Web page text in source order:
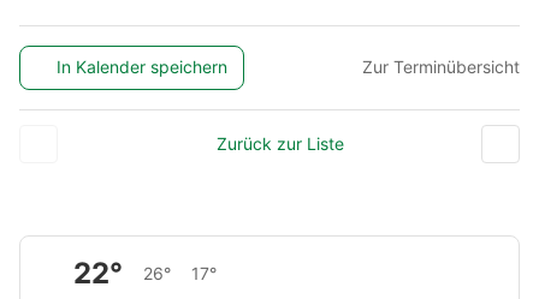
In Kalender speichern Zur Terminübersicht
Zurück zur Liste
22° 26° 17°